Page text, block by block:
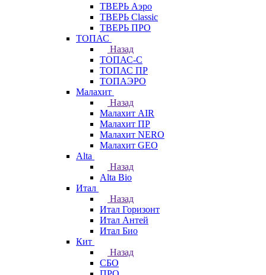
ТВЕРЬ Аэро
ТВЕРЬ Classic
ТВЕРЬ ПРО
ТОПАС
Назад
ТОПАС-С
ТОПАС ПР
ТОПАЭРО
Малахит
Назад
Малахит AIR
Малахит ПР
Малахит NERO
Малахит GEO
Alta
Назад
Alta Bio
Итал
Назад
Итал Горизонт
Итал Антей
Итал Био
Кит
Назад
СБО